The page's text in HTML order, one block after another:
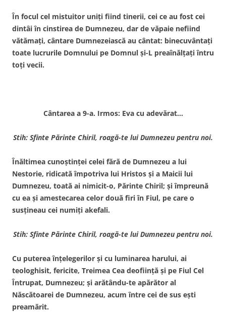
În focul cel mistuitor uniţi fiind tinerii, cei ce au fost cei
dintâi în cinstirea de Dumnezeu, dar de văpaie nefiind
vătămaţi, cântare Dumnezeiască au cântat: binecuvântaţi
toate lucrurile Domnului pe Domnul şi-L preaînălţaţi întru
toţi vecii.
Cântarea a 9-a. Irmos: Eva cu adevărat…
Stih: Sfinte Părinte Chiril, roagă-te lui Dumnezeu pentru noi.
Înăltimea cunoştinţei celei fără de Dumnezeu a lui
Nestorie, ridicată împotriva lui Hristos şi a Maicii lui
Dumnezeu, toată ai nimicit-o, Părinte Chiril; şi împreună
cu ea şi amestecarea celor două firi în Fiul, pe care o
susţineau cei numiţi akefali.
Stih: Sfinte Părinte Chiril, roagă-te lui Dumnezeu pentru noi.
Cu puterea înţelegerilor şi cu luminarea harului, ai
teologhisit, fericite, Treimea Cea deofiinţă şi pe Fiul Cel
Întrupat, Dumnezeu; şi arătându-te apărător al
Născătoarei de Dumnezeu, acum între cei de sus eşti
preamărit.